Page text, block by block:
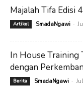
Majalah Tifa Edisi
Artikel SmadaNgawi -
In House Training
dengan
Berita SmadaNgawi -